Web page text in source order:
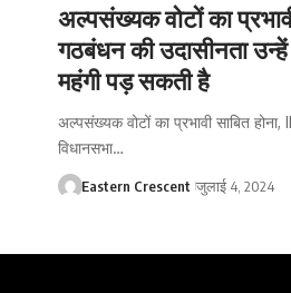
अल्पसंख्यक वोटों का
गठबंधन की उदासीनता
महंगी पड़ सकती है
अल्पसंख्यक वोटों का प्रभावी साबित
विधानसभा…
Eastern Crescent जुलाई 4, 2024